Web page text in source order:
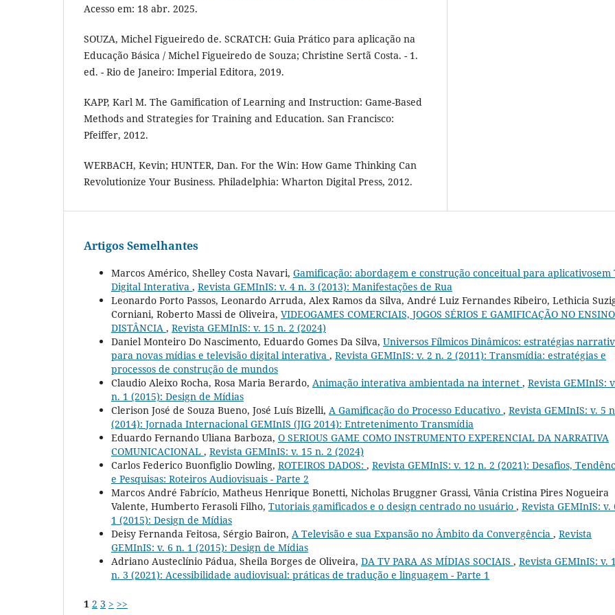
Acesso em: 18 abr. 2025.
SOUZA, Michel Figueiredo de. SCRATCH: Guia Prático para aplicação na
Educação Básica / Michel Figueiredo de Souza; Christine Sertã Costa. - 1.
ed. - Rio de Janeiro: Imperial Editora, 2019.
KAPP, Karl M. The Gamification of Learning and Instruction: Game-Based
Methods and Strategies for Training and Education. San Francisco:
Pfeiffer, 2012.
WERBACH, Kevin; HUNTER, Dan. For the Win: How Game Thinking Can
Revolutionize Your Business. Philadelphia: Wharton Digital Press, 2012.
Artigos Semelhantes
Marcos Américo, Shelley Costa Navari, Gamificação: abordagem e construção conceitual para aplicativosem
Digital Interativa , Revista GEMInIS: v. 4 n. 3 (2013): Manifestações de Rua
Leonardo Porto Passos, Leonardo Arruda, Alex Ramos da Silva, André Luiz Fernandes Ribeiro, Lethicia
Corniani, Roberto Massi de Oliveira, VIDEOGAMES COMERCIAIS, JOGOS SÉRIOS E GAMIFICAÇÃO NO
DISTÂNCIA , Revista GEMInIS: v. 15 n. 2 (2024)
Daniel Monteiro Do Nascimento, Eduardo Gomes Da Silva, Universos Fílmicos Dinâmicos: estratégias
para novas mídias e televisão digital interativa , Revista GEMInIS: v. 2 n. 2 (2011): Transmídia: estratégias e
processos de construção de mundos
Claudio Aleixo Rocha, Rosa Maria Berardo, Animação interativa ambientada na internet , Revista GEMInIS:
n. 1 (2015): Design de Mídias
Clerison José de Souza Bueno, José Luís Bizelli, A Gamificação do Processo Educativo , Revista GEMInIS: v. 5
(2014): Jornada Internacional GEMInIS (JIG 2014): Entretenimento Transmídia
Eduardo Fernando Uliana Barboza, O SERIOUS GAME COMO INSTRUMENTO EXPERENCIAL DA NARRATIVA
COMUNICACIONAL , Revista GEMInIS: v. 15 n. 2 (2024)
Carlos Federico Buonfiglio Dowling, ROTEIROS DADOS: , Revista GEMInIS: v. 12 n. 2 (2021): Desafios,
e Pesquisas: Roteiros Audiovisuais - Parte 2
Marcos André Fabrício, Matheus Henrique Bonetti, Nicholas Bruggner Grassi, Vânia Cristina Pires Nogueira
Valente, Humberto Ferasoli Filho, Tutoriais gamificados e o design centrado no usuário , Revista GEMInIS: v.
1 (2015): Design de Mídias
Deisy Fernanda Feitosa, Sérgio Bairon, A Televisão e sua Expansão no Âmbito da Convergência , Revista
GEMInIS: v. 6 n. 1 (2015): Design de Mídias
Adriano Austeclínio Pádua, Sheila Borges de Oliveira, DA TV PARA AS MÍDIAS SOCIAIS , Revista GEMInIS: v.
n. 3 (2021): Acessibilidade audiovisual: práticas de tradução e linguagem - Parte 1
1 2 3 > >>